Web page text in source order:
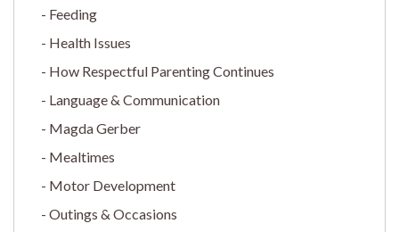
Feeding
Health Issues
How Respectful Parenting Continues
Language & Communication
Magda Gerber
Mealtimes
Motor Development
Outings & Occasions